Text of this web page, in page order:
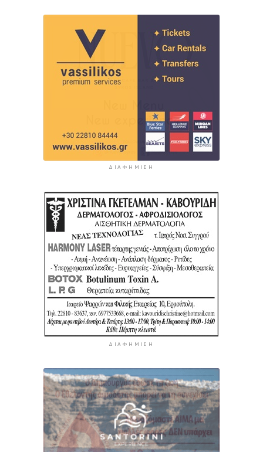
ΔΙΑΦΉΜΙΣΗ
ΔΙΑΦΉΜΙΣΗ